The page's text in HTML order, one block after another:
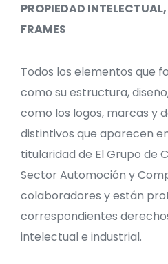
PROPIEDAD
FRAMES
Todos los elementos que
como su estructura,
como los logos, marcas y
distintivos que aparecen
titularidad de El Grupo de
Sector Automoción y
colaboradores y están
correspondientes
intelectual e industrial.